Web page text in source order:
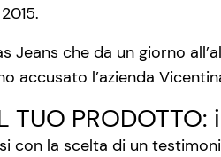
Jeans che da un giorno
accusato l’azienda
TUO
con la scelta di un